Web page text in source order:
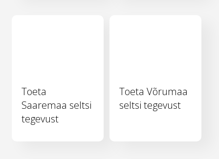
Toeta
Saaremaa seltsi
tegevust
Toeta Võrumaa
seltsi tegevust